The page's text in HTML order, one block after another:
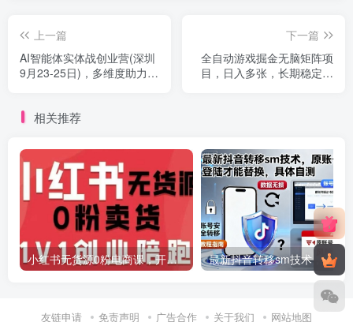
上一篇
AI智能体实体战创业营(深圳
9月23-25日)，多维度助力老
下一篇
全自动游戏掘金无脑矩阵项
目，日入多张，长期稳定可
相关推荐
小红书无货源0粉电商课，开店准备、选品策略、笔记撰写、视频剪辑、数据分析、账号打造、资料文档(更新26年2月)
友链申请 免责声明 广告合作 关于我们 网站地图